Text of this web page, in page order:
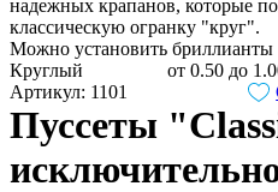
надежных крапанов, которые
классическую огранку "круг".
Можно установить бриллианты
Круглый
от 0.50 до
Артикул: 1101
Пуссеты